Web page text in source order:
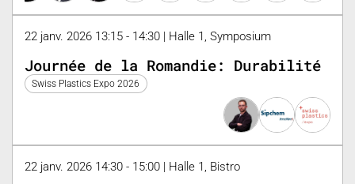
22 janv. 2026 13:15 - 14:30 | Halle 1, Symposium
Journée de la Romandie: Durabilité
Swiss Plastics Expo 2026
22 janv. 2026 14:30 - 15:00 | Halle 1, Bistro